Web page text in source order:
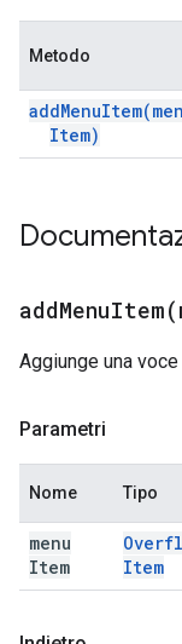
Metodo
addMenuItem(
Item)
addMenuItem(
Aggiunge una voce
Parametri
Nome Tipo
menu
Item
Item